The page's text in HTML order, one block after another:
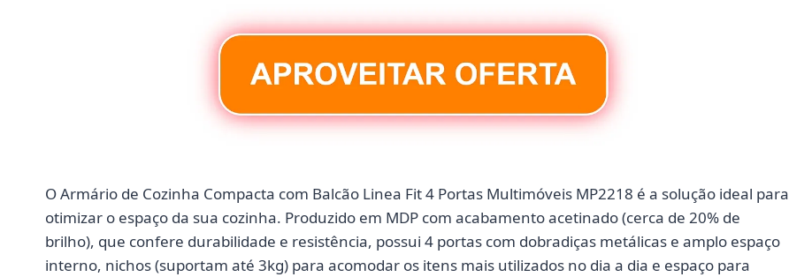
O Armário de Cozinha Compacta com Balcão Linea Fit 4 Portas Multimóveis MP2218 é a solução ideal para
otimizar o espaço da sua cozinha. Produzido em MDP com acabamento acetinado (cerca de 20% de
brilho), que confere durabilidade e resistência, possui 4 portas com dobradiças metálicas e amplo espaço
interno, nichos (suportam até 3kg) para acomodar os itens mais utilizados no dia a dia e espaço para